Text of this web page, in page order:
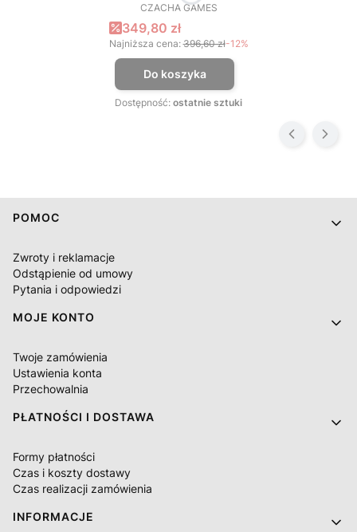
PRODUCENT
CZACHA GAMES
Cena promocyjna
349,80 zł
Najniższa cena: 396,60 zł-12%
Do koszyka
Dostępność: ostatnie sztuki
Linki w stopce
POMOC
Zwroty i reklamacje
Odstąpienie od umowy
Pytania i odpowiedzi
MOJE KONTO
Twoje zamówienia
Ustawienia konta
Przechowalnia
PŁATNOŚCI I DOSTAWA
Formy płatności
Czas i koszty dostawy
Czas realizacji zamówienia
INFORMACJE